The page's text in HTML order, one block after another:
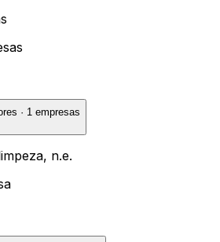
· 1 empresas
n.e.